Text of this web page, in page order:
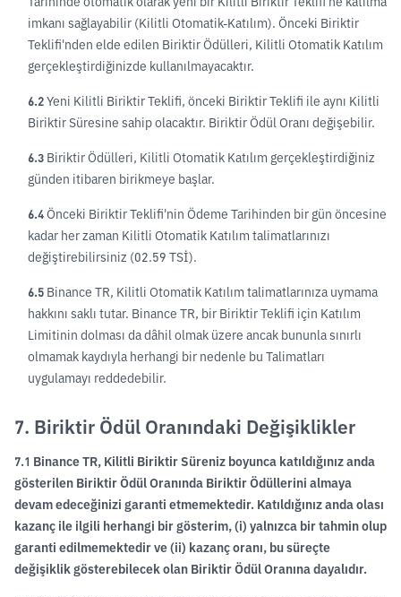
imkanı sağlayabilir (Kilitli Otomatik-Katılım). Önceki Biriktir
Teklifi'nden elde edilen Biriktir Ödülleri, Kilitli Otomatik Katılım
gerçekleştirdiğinizde kullanılmayacaktır.
6.2Yeni Kilitli Biriktir Teklifi, önceki Biriktir Teklifi ile aynı Kilitli
Biriktir Süresine sahip olacaktır. Biriktir Ödül Oranı değişebilir.
6.3 Biriktir Ödülleri, Kilitli Otomatik Katılım gerçekleştirdiğiniz
günden itibaren birikmeye başlar.
6.4Önceki Biriktir Teklifi'nin Ödeme Tarihinden bir gün öncesine
kadar her zaman Kilitli Otomatik Katılım talimatlarınızı
değiştirebilirsiniz (02.59 TSİ).
6.5 Binance TR, Kilitli Otomatik Katılım talimatlarınıza uymama
hakkını saklı tutar. Binance TR, bir Biriktir Teklifi için Katılım
Limitinin dolması da dâhil olmak üzere ancak bununla sınırlı
olmamak kaydıyla herhangi bir nedenle bu Talimatları
uygulamayı reddedebilir.
7. Biriktir Ödül Oranındaki Değişiklikler
7.1 Binance TR, Kilitli Biriktir Süreniz boyunca katıldığınız anda
gösterilen Biriktir Ödül Oranında Biriktir Ödüllerini almaya
devam edeceğinizi garanti etmemektedir. Katıldığınız anda olası
kazanç ile ilgili herhangi bir gösterim, (i) yalnızca bir tahmin olup
garanti edilmemektedir ve (ii) kazanç oranı, bu süreçte
değişiklik gösterebilecek olan Biriktir Ödül Oranına dayalıdır.